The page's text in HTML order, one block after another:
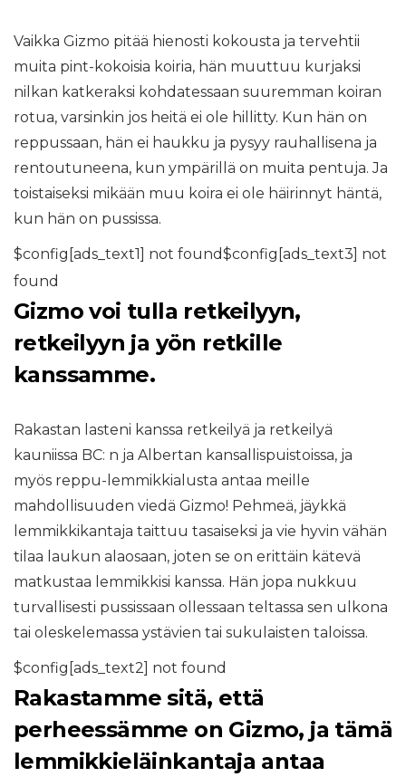
Vaikka Gizmo pitää hienosti kokousta ja tervehtii
muita pint-kokoisia koiria, hän muuttuu kurjaksi
nilkan katkeraksi kohdatessaan suuremman koiran
rotua, varsinkin jos heitä ei ole hillitty. Kun hän on
reppussaan, hän ei haukku ja pysyy rauhallisena ja
rentoutuneena, kun ympärillä on muita pentuja. Ja
toistaiseksi mikään muu koira ei ole häirinnyt häntä,
kun hän on pussissa.
$config[ads_text1] not found$config[ads_text3] not
found
Gizmo voi tulla retkeilyyn,
retkeilyyn ja yön retkille
kanssamme.
Rakastan lasteni kanssa retkeilyä ja retkeilyä
kauniissa BC: n ja Albertan kansallispuistoissa, ja
myös reppu-lemmikkialusta antaa meille
mahdollisuuden viedä Gizmo! Pehmeä, jäykkä
lemmikkikantaja taittuu tasaiseksi ja vie hyvin vähän
tilaa laukun alaosaan, joten se on erittäin kätevä
matkustaa lemmikkisi kanssa. Hän jopa nukkuu
turvallisesti pussissaan ollessaan teltassa sen ulkona
tai oleskelemassa ystävien tai sukulaisten taloissa.
$config[ads_text2] not found
Rakastamme sitä, että
perheessämme on Gizmo, ja tämä
lemmikkieläinkantaja antaa